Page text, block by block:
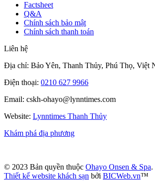
Factsheet
Q&A
Chính sách bảo mật
Chính sách thanh toán
Liên hệ
Địa chỉ: Bảo Yên, Thanh Thủy, Phú Thọ, Việt
Điện thoại: 0210 627 9966
Email: cskh-ohayo@lynntimes.com
Website: Lynntimes Thanh Thủy
Khám phá địa phương
© 2023 Bản quyền thuộc Ohayo Onsen & Spa.
Thiết kế website khách sạn bởi BICWeb.vn™